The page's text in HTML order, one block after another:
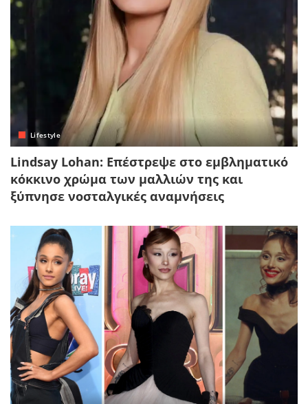
Lifestyle
Lindsay Lohan: Επέστρεψε στο εμβληματικό
κόκκινο χρώμα των μαλλιών της και
ξύπνησε νοσταλγικές αναμνήσεις